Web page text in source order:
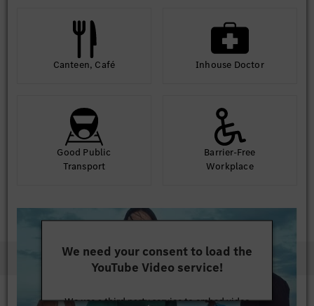
Canteen, Café Inhouse Doctor
Good Public
Transport
Barrier-Free
Workplace
We need your consent to load the
YouTube Video service!
We use a third party service to embed video